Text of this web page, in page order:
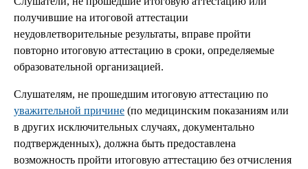
получившие на итоговой аттестации
неудовлетворительные результаты, вправе пройти
повторно итоговую аттестацию в сроки, определяемые
образовательной организацией.
Слушателям, не прошедшим итоговую аттестацию по
уважительной причине (по медицинским показаниям или
в других исключительных случаях, документально
подтвержденных), должна быть предоставлена
возможность пройти итоговую аттестацию без отчисления